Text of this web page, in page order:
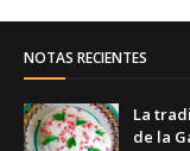
NOTAS RECIENTES
La
de la